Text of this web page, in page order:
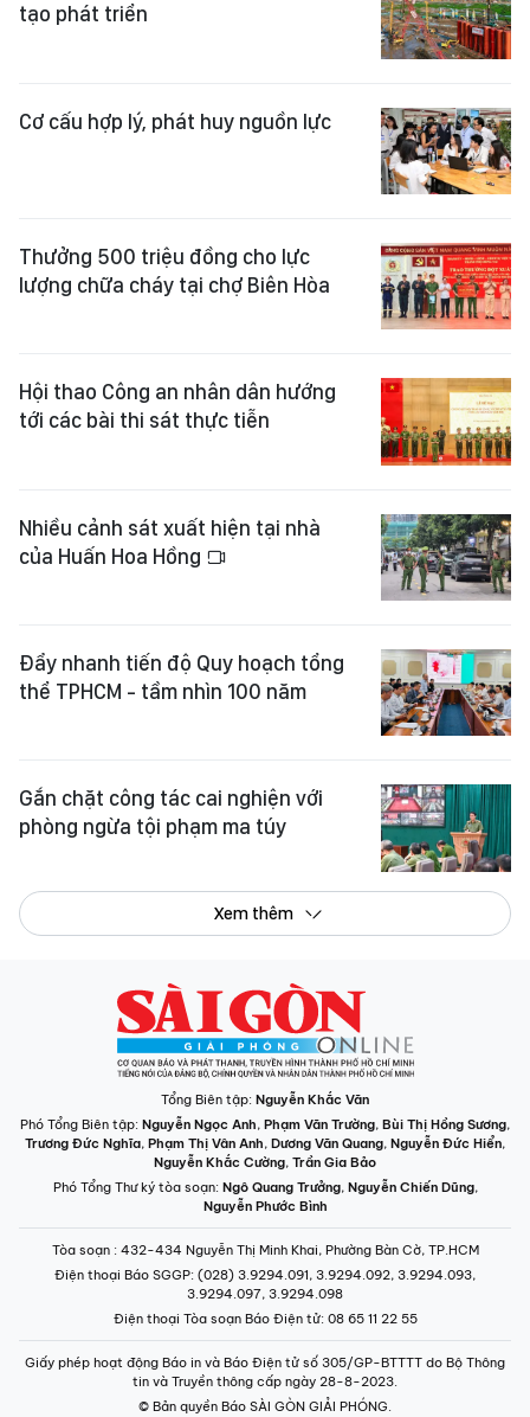
tạo phát triển
Cơ cấu hợp lý, phát huy nguồn lực
Thưởng 500 triệu đồng cho lực
lượng chữa cháy tại chợ Biên Hòa
Hội thao Công an nhân dân hướng
tới các bài thi sát thực tiễn
Nhiều cảnh sát xuất hiện tại nhà
của Huấn Hoa Hồng
Đẩy nhanh tiến độ Quy hoạch tổng
thể TPHCM - tầm nhìn 100 năm
Gắn chặt công tác cai nghiện với
phòng ngừa tội phạm ma túy
Xem thêm
Tổng Biên tập: Nguyễn Khắc Văn
Phó Tổng Biên tập: Nguyễn Ngọc Anh, Phạm Văn Trường, Bùi Thị Hồng Sương,
Trương Đức Nghĩa, Phạm Thị Vân Anh, Dương Văn Quang, Nguyễn Đức Hiển,
Nguyễn Khắc Cường, Trần Gia Bảo
Phó Tổng Thư ký tòa soạn: Ngô Quang Trưởng, Nguyễn Chiến Dũng,
Nguyễn Phước Bình
Tòa soạn : 432-434 Nguyễn Thị Minh Khai, Phường Bàn Cờ, TP.HCM
Điện thoại Báo SGGP: (028) 3.9294.091, 3.9294.092, 3.9294.093,
3.9294.097, 3.9294.098
Điện thoại Tòa soạn Báo Điện tử: 08 65 11 22 55
Giấy phép hoạt động Báo in và Báo Điện tử số 305/GP-BTTTT do Bộ Thông
tin và Truyền thông cấp ngày 28-8-2023.
© Bản quyền Báo SÀI GÒN GIẢI PHÓNG.